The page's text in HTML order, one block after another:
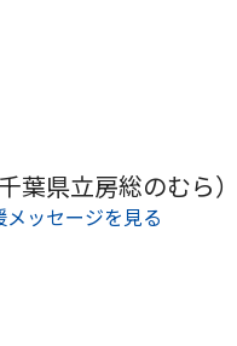
葉県立房総のむら）
ッセージを見る